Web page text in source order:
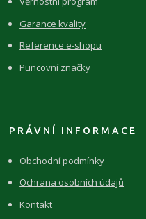
Garance kvality
Reference e-shopu
Puncovní značky
PRÁVNÍ INFORMACE
Obchodní podmínky
Ochrana osobních údajů
Kontakt